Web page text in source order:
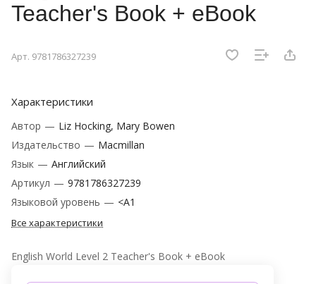
Teacher's Book + eBook
Арт. 9781786327239
Характеристики
Автор — Liz Hocking, Mary Bowen
Издательство — Macmillan
Язык — Английский
Артикул — 9781786327239
Языковой уровень — <A1
Все характеристики
English World Level 2 Teacher's Book + eBook